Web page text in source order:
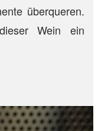
überqueren.
Wein ein